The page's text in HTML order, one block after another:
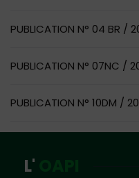
PUBLICATION N° 04 BR /
PUBLICATION N° 07NC /
PUBLICATION N° 10DM /
L'